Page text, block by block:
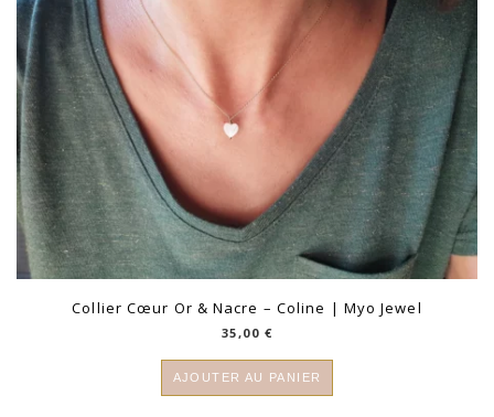
Collier Cœur Or & Nacre – Coline | Myo Jewel
35,00 €
AJOUTER AU PANIER